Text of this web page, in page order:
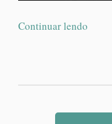
Continuar lendo